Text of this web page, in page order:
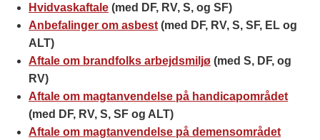
Hvidvaskaftale (med DF, RV, S, og SF)
Anbefalinger om asbest (med DF, RV, S, SF, EL og
ALT)
Aftale om brandfolks arbejdsmiljø (med S, DF, og
RV)
Aftale om magtanvendelse på handicapområdet
(med DF, RV, S, SF og ALT)
Aftale om magtanvendelse på demensområdet